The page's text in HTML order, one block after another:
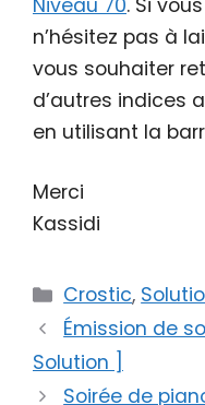
Niveau 70. Si
n’hésitez pas à
vous souhaiter
d’autres indices
en utilisant la
Merci
Kassidi
Catégories
Crostic,
Émission de
Solution ]
Soirée de